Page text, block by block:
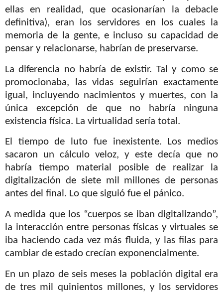
ellas en realidad, que ocasionarían la debacle
definitiva), eran los servidores en los cuales la
memoria de la gente, e incluso su capacidad de
pensar y relacionarse, habrían de preservarse.
La diferencia no habría de existir. Tal y como se
promocionaba, las vidas seguirían exactamente
igual, incluyendo nacimientos y muertes, con la
única excepción de que no habría ninguna
existencia física. La virtualidad sería total.
El tiempo de luto fue inexistente. Los medios
sacaron un cálculo veloz, y este decía que no
habría tiempo material posible de realizar la
digitalización de siete mil millones de personas
antes del final. Lo que siguió fue el pánico.
A medida que los “cuerpos se iban digitalizando”,
la interacción entre personas físicas y virtuales se
iba haciendo cada vez más fluida, y las filas para
cambiar de estado crecían exponencialmente.
En un plazo de seis meses la población digital era
de tres mil quinientos millones, y los servidores